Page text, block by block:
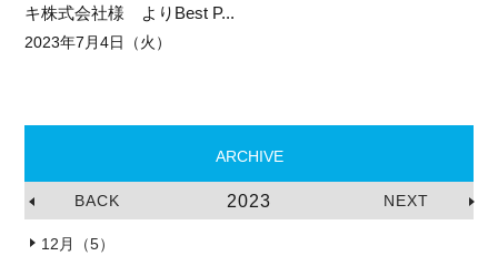
キ株式会社様 よりBest P...
2023年7月4日（火）
ARCHIVE
BACK 2023 NEXT
12月（5）